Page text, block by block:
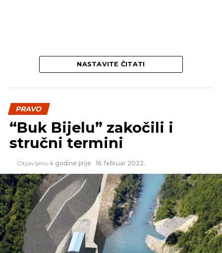
NASTAVITE ČITATI
PRAVO
“Buk Bijelu” zakočili i
stručni termini
Objavljeno 4 godine prije 16. februar 2022.